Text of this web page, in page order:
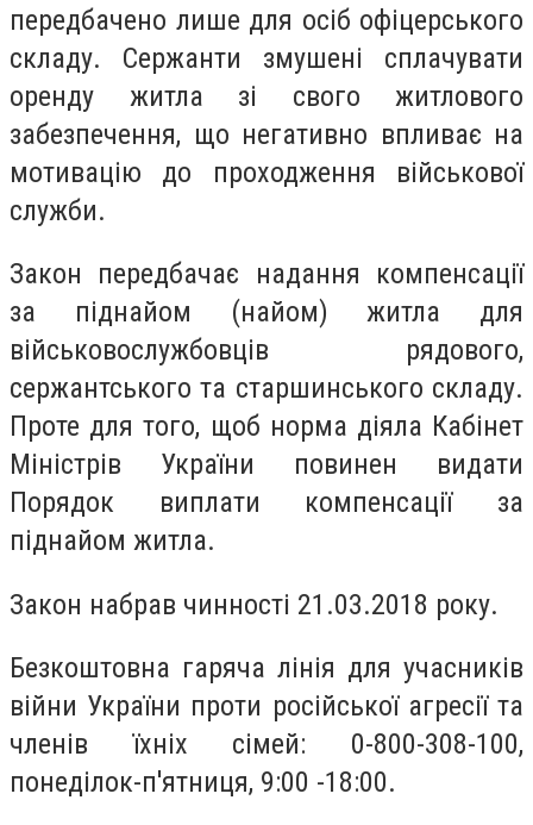
передбачено лише для осіб офіцерського
складу. Сержанти змушені сплачувати
оренду житла зі свого житлового
забезпечення, що негативно впливає на
мотивацію до проходження військової
служби.
Закон передбачає надання компенсації
за піднайом (найом) житла для
військовослужбовців рядового,
сержантського та старшинського складу.
Проте для того, щоб норма діяла Кабінет
Міністрів України повинен видати
Порядок виплати компенсації за
піднайом житла.
Закон набрав чинності 21.03.2018 року.
Безкоштовна гаряча лінія для учасників
війни України проти російської агресії та
членів їхніх сімей: 0-800-308-100,
понеділок-п'ятниця, 9:00 -18:00.